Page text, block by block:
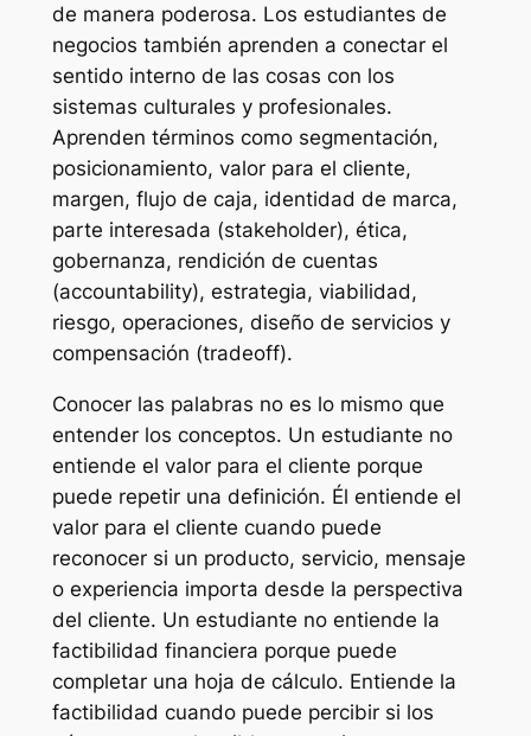
de manera poderosa. Los estudiantes de
negocios también aprenden a conectar el
sentido interno de las cosas con los
sistemas culturales y profesionales.
Aprenden términos como segmentación,
posicionamiento, valor para el cliente,
margen, flujo de caja, identidad de marca,
parte interesada (stakeholder), ética,
gobernanza, rendición de cuentas
(accountability), estrategia, viabilidad,
riesgo, operaciones, diseño de servicios y
compensación (tradeoff).
Conocer las palabras no es lo mismo que
entender los conceptos. Un estudiante no
entiende el valor para el cliente porque
puede repetir una definición. Él entiende el
valor para el cliente cuando puede
reconocer si un producto, servicio, mensaje
o experiencia importa desde la perspectiva
del cliente. Un estudiante no entiende la
factibilidad financiera porque puede
completar una hoja de cálculo. Entiende la
factibilidad cuando puede percibir si los